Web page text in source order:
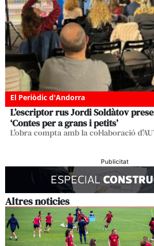
El Periòdic d'Andorra
L’escriptor rus Jordi Soldàtov
‘Contes per a grans i petits’
L'obra compta amb la col·laboració
Publicitat
Altres noticies